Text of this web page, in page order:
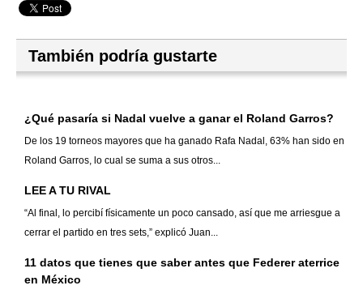
También podría gustarte
¿Qué pasaría si Nadal vuelve a ganar el Roland Garros?
De los 19 torneos mayores que ha ganado Rafa Nadal, 63% han sido en
Roland Garros, lo cual se suma a sus otros...
LEE A TU RIVAL
“Al final, lo percibí físicamente un poco cansado, así que me arriesgue a
cerrar el partido en tres sets,” explicó Juan...
11 datos que tienes que saber antes que Federer aterrice
en México